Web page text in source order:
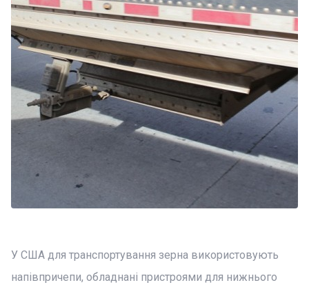
У США для транспортування зерна використовують
напівпричепи, обладнані пристроями для нижнього